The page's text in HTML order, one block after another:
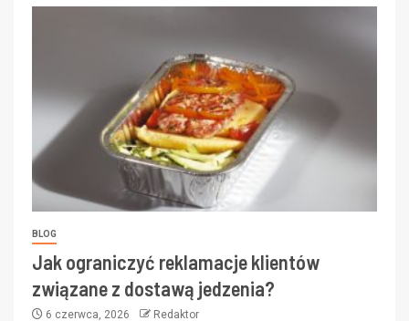
BLOG
Jak ograniczyć reklamacje klientów
związane z dostawą jedzenia?
6 czerwca, 2026 Redaktor